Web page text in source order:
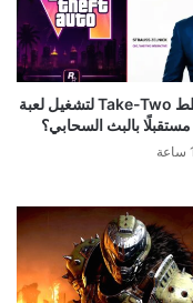
هل تخطط Take-Two لتشغيل لعبة